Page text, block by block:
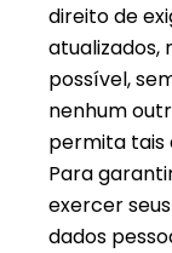
direito de
atualizados,
possível,
nenhum
permita tais
Para
exercer
dados